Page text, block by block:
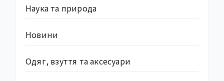
Наука та природа
Новини
Одяг, взуття та аксесуари